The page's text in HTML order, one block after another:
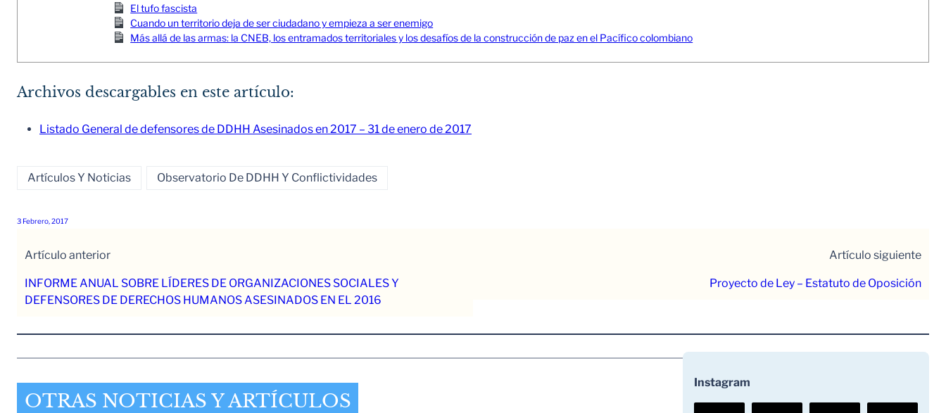
El tufo fascista
Cuando un territorio deja de ser ciudadano y empieza a ser enemigo
Más allá de las armas: la CNEB, los entramados territoriales y los desafíos de la construcción de paz en el Pacífico colombiano
Archivos descargables en este artículo:
Listado General de defensores de DDHH Asesinados en 2017 – 31 de enero de 2017
Artículos Y Noticias Observatorio De DDHH Y Conflictividades
3 Febrero, 2017
Artículo anterior
INFORME ANUAL SOBRE LÍDERES DE ORGANIZACIONES SOCIALES Y
DEFENSORES DE DERECHOS HUMANOS ASESINADOS EN EL 2016
Artículo siguiente
Proyecto de Ley – Estatuto de Oposición
OTRAS NOTICIAS Y ARTÍCULOS
Instagram